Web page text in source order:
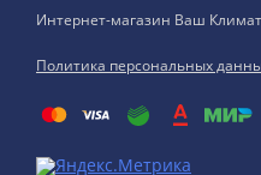
Интернет-магазин Ваш Климат
Политика персональных